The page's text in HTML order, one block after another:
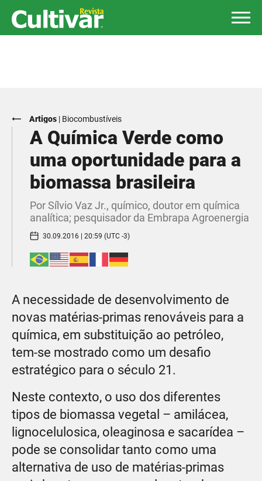
Artigos | Biocombustíveis
​A Química Verde como
uma oportunidade para a
biomassa brasileira
Por Sílvio Vaz Jr., químico, doutor em química
analítica; pesquisador da Embrapa Agroenergia
30.09.2016 | 20:59 (UTC -3)
A necessidade de desenvolvimento de
novas matérias-primas renováveis para a
química, em substituição ao petróleo,
tem-se mostrado como um desafio
estratégico para o século 21.
Neste contexto, o uso dos diferentes
tipos de biomassa vegetal – amilácea,
lignocelulosica, oleaginosa e sacarídea –
pode se consolidar tanto como uma
alternativa de uso de matérias-primas